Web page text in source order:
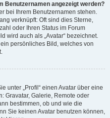
Benutzernamen angezeigt werden?
bei Ihrem Benutzernamen stehen.
verknüpft: Oft sind dies Sterne,
oder Ihren Status im Forum
wird auch als „Avatar“ bezeichnet.
persönliches Bild, welches von
unter „Profil“ einen Avatar über eine
Gravatar, Galerie, Remote oder
bestimmen, ob und wie die
Sie keinen Avatar benutzen können,